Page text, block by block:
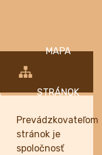
MAPA
Prevádzkovateľom
stránok je
spoločnosť